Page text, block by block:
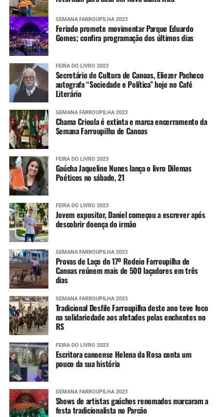
SEMANA FARROUPILHA 2023
Feriado promete movimentar Parque Eduardo
Gomes; confira programação dos últimos dias
FEIRA DO LIVRO 2023
Secretário de Cultura de Canoas, Eliezer Pacheco
autografa “Sociedade e Política” hoje no Café
Literário
SEMANA FARROUPILHA 2023
Chama Crioula é extinta e marca encerramento da
Semana Farroupilha de Canoas
FEIRA DO LIVRO 2023
Gaúcha Jaqueline Nunes lança o livro Dilemas
Poéticos no sábado, 21
FEIRA DO LIVRO 2023
Jovem expositor, Daniel começou a escrever após
descobrir doença do irmão
SEMANA FARROUPILHA 2023
Provas de Laço do 17º Rodeio Farroupilha de
Canoas reúnem mais de 500 laçadores em três
dias
SEMANA FARROUPILHA 2023
Tradicional Desfile Farroupilha deste ano teve foco
na solidariedade aos afetados pelas enchentes no
RS
FEIRA DO LIVRO 2023
Escritora canoense Helena da Rosa conta um
pouco da sua história
SEMANA FARROUPILHA 2023
Shows de artistas gaúchos renomados marcaram a
festa tradicionalista no Parcão